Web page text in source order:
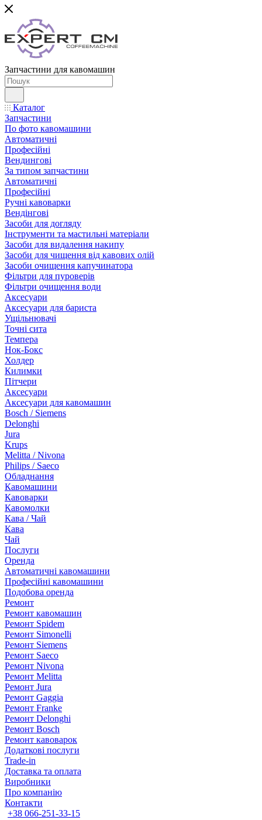
Запчастини для кавомашин
Каталог
Запчастини
По фото кавомашини
Автоматичні
Професійні
Вендингові
За типом запчастини
Автоматичні
Професійні
Ручні кавоварки
Вендінгові
Засоби для догляду
Інструменти та мастильні матеріали
Засоби для видалення накипу
Засоби для чищення від кавових олій
Засоби очищення капучинатора
Фільтри для пуроверів
Фільтри очищення води
Аксесуари
Аксесуари для бариста
Ущільнювачі
Точні сита
Темпера
Нок-Бокс
Холдер
Килимки
Пітчери
Аксесуари
Аксесуари для кавомашин
Bosch / Siemens
Delonghi
Jura
Krups
Melitta / Nivona
Philips / Saeco
Обладнання
Кавомашини
Кавоварки
Кавомолки
Кава / Чай
Кава
Чай
Послуги
Оренда
Автоматичні кавомашини
Професійні кавомашини
Подобова оренда
Ремонт
Ремонт кавомашин
Ремонт Spidem
Ремонт Simonelli
Ремонт Siemens
Ремонт Saeco
Ремонт Nivona
Ремонт Melitta
Ремонт Jura
Ремонт Gaggia
Ремонт Franke
Ремонт Delonghi
Ремонт Bosch
Ремонт кавоварок
Додаткові послуги
Trade-in
Доставка та оплата
Виробники
Про компанію
Контакти
+38 066-251-33-15